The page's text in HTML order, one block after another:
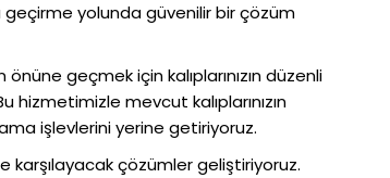
geçirme yolunda güvenilir bir çözüm
geçmek için kalıplarınızın düzenli
hizmetimizle mevcut kalıplarınızın
işlevlerini yerine getiriyoruz.
karşılayacak çözümler geliştiriyoruz.